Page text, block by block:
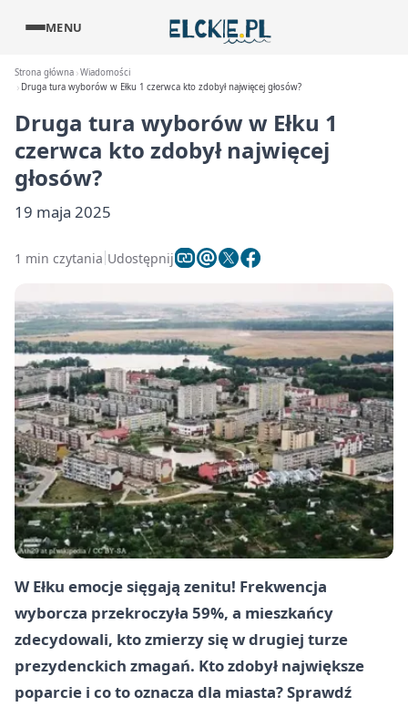
MENU
Strona główna Wiadomości
Druga tura wyborów w Ełku 1 czerwca kto zdobył najwięcej głosów?
Druga tura wyborów w Ełku 1
czerwca kto zdobył najwięcej
głosów?
19 maja 2025
1 min czytania Udostępnij
W Ełku emocje sięgają zenitu! Frekwencja
wyborcza przekroczyła 59%, a mieszkańcy
zdecydowali, kto zmierzy się w drugiej turze
prezydenckich zmagań. Kto zdobył największe
poparcie i co to oznacza dla miasta? Sprawdź